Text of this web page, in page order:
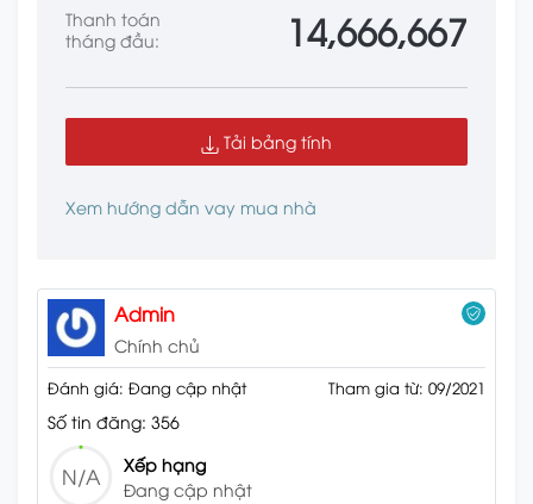
Thanh toán
tháng đầu:
14,666,667
Tải bảng tính
Xem hướng dẫn vay mua nhà
Admin
Chính chủ
Đánh giá: Đang cập nhật Tham gia từ: 09/2021
Số tin đăng: 356
N/A
Xếp hạng
Đang cập nhật